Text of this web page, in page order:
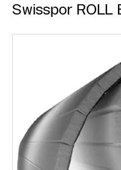
Swisspor ROLL